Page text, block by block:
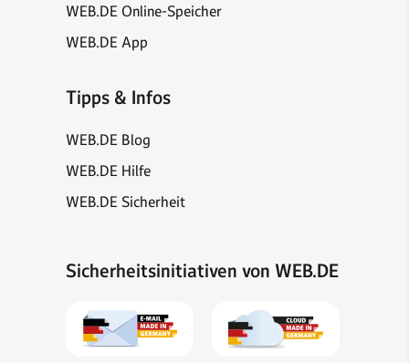
WEB.DE Online-Speicher
WEB.DE App
Tipps & Infos
WEB.DE Blog
WEB.DE Hilfe
WEB.DE Sicherheit
Sicherheitsinitiativen von WEB.DE